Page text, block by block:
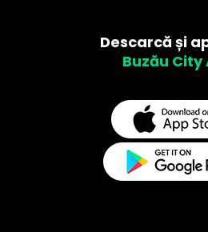
Descarcă și
Buzău City